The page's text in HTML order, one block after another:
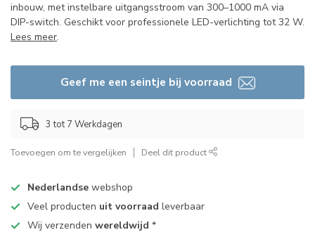
inbouw, met instelbare uitgangsstroom van 300–1000 mA via
DIP-switch. Geschikt voor professionele LED-verlichting tot 32 W.
Lees meer.
Geef me een seintje bij voorraad
3 tot 7 Werkdagen
Toevoegen om te vergelijken Deel dit product
Nederlandse webshop
Veel producten uit voorraad leverbaar
Wij verzenden wereldwijd *